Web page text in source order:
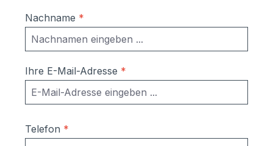
Nachname *
Ihre E-Mail-Adresse *
Telefon *